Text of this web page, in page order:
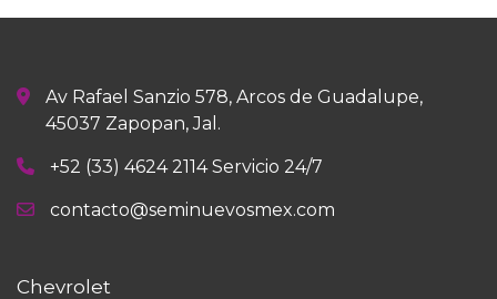
Av Rafael Sanzio 578, Arcos de Guadalupe,
45037 Zapopan, Jal.
+52 (33) 4624 2114 Servicio 24/7
contacto@seminuevosmex.com
Chevrolet